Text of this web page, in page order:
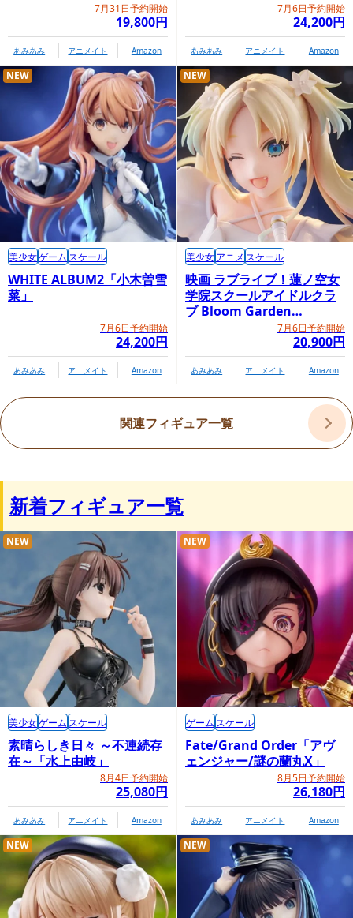
プレミアムバンダイ限定特典：オリ
ジナルミニ座布団
7月31日予約開始
19,800円
あみあみ アニメイト Amazon
7月6日予約開始
24,200円
あみあみ アニメイト Amazon
WHITE ALBUM2「小木曽雪
菜」
7月6日予約開始
24,200円
NEW
美少女ゲーム スケール
あみあみ アニメイト Amazon
映画 ラブライブ！蓮ノ空女
学院スクールアイドルクラ
ブ Bloom Garden
Party「大沢瑠璃乃」7月6日予約開始
20,900円
NEW
美少女アニメ スケール
あみあみ アニメイト Amazon
関連フィギュア一覧
新着フィギュア一覧
素晴らしき日々 ～不連続存
在～「水上由岐」
8月4日予約開始
25,080円
NEW
美少女ゲーム スケール
あみあみ アニメイト Amazon
Fate/Grand Order「アヴ
ェンジャー/謎の蘭丸X」
8月5日予約開始
26,180円
NEW
ゲーム スケール
あみあみ アニメイト Amazon
NEW NEW